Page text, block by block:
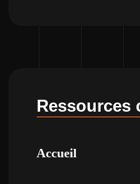
Ressources
Accueil